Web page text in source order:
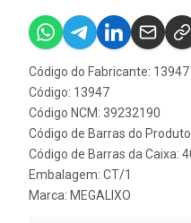
Código do Fabricante: 13947
Código: 13947
Código NCM: 39232190
Código de Barras do
Código de Barras da Caixa:
Embalagem: CT/1
Marca: MEGALIXO